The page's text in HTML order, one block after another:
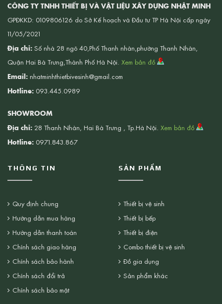
CÔNG TY TNHH THIẾT BỊ VÀ VẬT LIỆU XÂY DỰNG NHẬT MINH
GPĐKKD: 0109806126 do Sở Kế hoạch và Đầu tư TP Hà Nội cấp ngày
11/05/2021
Địa chỉ: Số nhà 28 ngõ 40,Phố Thanh nhàn,phường Thanh Nhàn,
Quận Hai Bà Trưng,Thành Phố Hà Nội. Xem bản đồ
Email: nhatminhthietbivesinh@gmail.com
Hotline: 093.445.0989
SHOWROOM
Địa chỉ: 28 Thanh Nhàn, Hai Bà Trưng , Tp.Hà Nội. Xem bản đồ
Hotline: 0971.843.867
THÔNG TIN
Quy định chung
Hướng dẫn mua hàng
Hướng dẫn thanh toán
Chính sách giao hàng
Chính sách bảo hành
Chính sách đổi trả
Chính sách bảo mật
SẢN PHẨM
Thiết bị vệ sinh
Thiết bị bếp
Thiết bị điện
Combo thiết bị vệ sinh
Đồ gia dụng
Sản phẩm khác